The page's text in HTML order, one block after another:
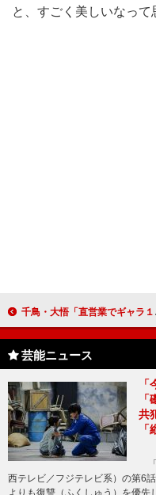
と、すごく美しいなって
千鳥・大悟「直営業でギャラ１億円だったら」 ノブ「闇営業問題は東国原さんに聞いてください」
芸能ニュース
共
「
西テレビ／フジテレビ系）の第6
よりも復讐（ふくしゅう）を優